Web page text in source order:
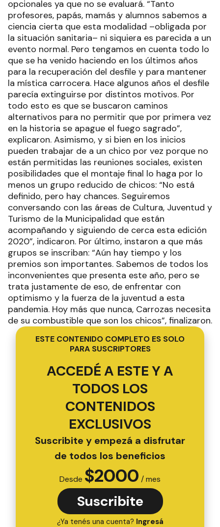
opcionales ya que no se evaluará. “Tanto
profesores, papás, mamás y alumnos sabemos a
ciencia cierta que esta modalidad –obligada por
la situación sanitaria– ni siquiera es parecida a un
evento normal. Pero tengamos en cuenta todo lo
que se ha venido haciendo en los últimos años
para la recuperación del desfile y para mantener
la mística carrocera. Hace algunos años el desfile
parecía extinguirse por distintos motivos. Por
todo esto es que se buscaron caminos
alternativos para no permitir que por primera vez
en la historia se apague el fuego sagrado”,
explicaron. Asimismo, y si bien en los inicios
pueden trabajar de a un chico por vez porque no
están permitidas las reuniones sociales, existen
posibilidades que el montaje final lo haga por lo
menos un grupo reducido de chicos: “No está
definido, pero hay chances. Seguiremos
conversando con las áreas de Cultura, Juventud y
Turismo de la Municipalidad que están
acompañando y siguiendo de cerca esta edición
2020”, indicaron. Por último, instaron a que más
grupos se inscriban: “Aún hay tiempo y los
premios son importantes. Sabemos de todos los
inconvenientes que presenta este año, pero se
trata justamente de eso, de enfrentar con
optimismo y la fuerza de la juventud a esta
pandemia. Hoy más que nunca, Carrozas necesita
de su combustible que son los chicos”, finalizaron.
ESTE CONTENIDO COMPLETO ES SOLO
PARA SUSCRIPTORES
ACCEDÉ A ESTE Y A
TODOS LOS
CONTENIDOS
EXCLUSIVOS
Suscribite y empezá a disfrutar
de todos los beneficios
Desde $2000 / mes
Suscribite
¿Ya tenés una cuenta? Ingresá